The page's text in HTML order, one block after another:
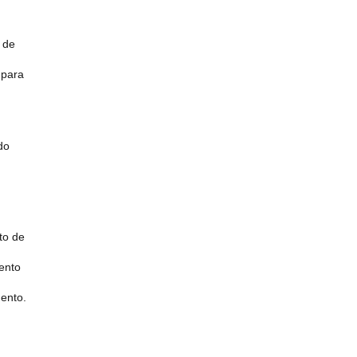
de
de